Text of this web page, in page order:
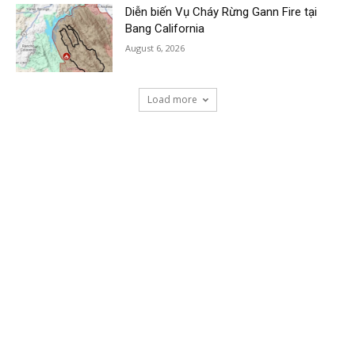
Diễn biến Vụ Cháy Rừng Gann Fire tại
Bang California
August 6, 2026
Load more